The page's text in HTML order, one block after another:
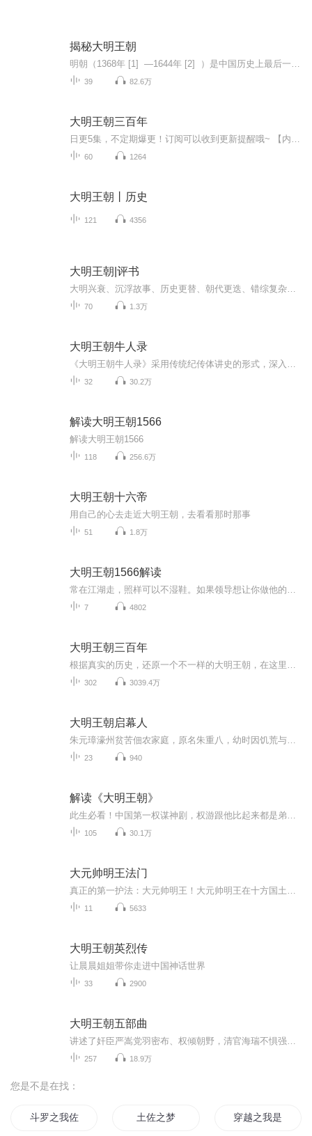
揭秘大明王朝
39 82.6万
大明王朝三百年
60 1264
大明王朝丨历史
121 4356
大明王朝|评书
70 1.3万
大明王朝牛人录
32 30.2万
解读大明王朝1566
解读大明王朝1566
118 256.6万
大明王朝十六帝
用自己的心去走近大明王朝，去看看那时那事
51 1.8万
大明王朝1566解读
7 4802
大明王朝三百年
302 3039.4万
大明王朝启幕人
23 940
解读《大明王朝》
105 30.1万
大元帅明王法门
11 5633
大明王朝英烈传
让晨晨姐姐带你走进中国神话世界
33 2900
大明王朝五部曲
257 18.9万
您是不是在找：
斗罗之我佐唐三 土佐之梦 穿越之我是佐助